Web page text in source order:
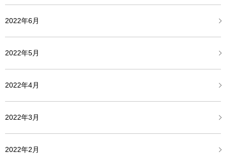
2022年6月
2022年5月
2022年4月
2022年3月
2022年2月